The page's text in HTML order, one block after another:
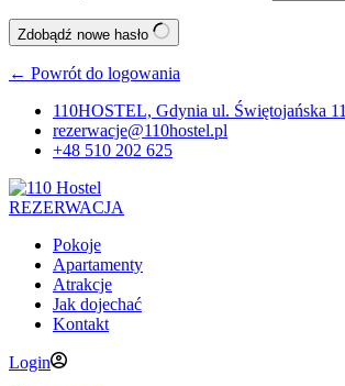
Zdobądź nowe hasło
← Powrót do logowania
110HOSTEL, Gdynia ul. Świętojańska
rezerwacje@110hostel.pl
+48 510 202 625
REZERWACJA
Pokoje
Apartamenty
Atrakcje
Jak dojechać
Kontakt
Login